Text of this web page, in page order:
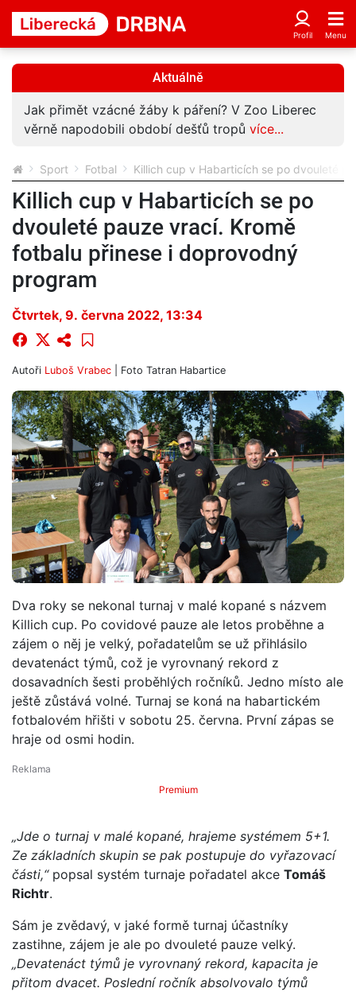
Aktuálně
Jak přimět vzácné žáby k páření? V Zoo Liberec
věrně napodobili období dešťů tropů více...
Sport Fotbal Killich cup v Habarticích se po dvouleté
Killich cup v Habarticích se po
dvouleté pauze vrací. Kromě
fotbalu přinese i doprovodný
program
Čtvrtek, 9. června 2022, 13:34
Autoři Luboš Vrabec | Foto Tatran Habartice
Dva roky se nekonal turnaj v malé kopané s názvem
Killich cup. Po covidové pauze ale letos proběhne a
zájem o něj je velký, pořadatelům se už přihlásilo
devatenáct týmů, což je vyrovnaný rekord z
dosavadních šesti proběhlých ročníků. Jedno místo ale
ještě zůstává volné. Turnaj se koná na habartickém
fotbalovém hřišti v sobotu 25. června. První zápas se
hraje od osmi hodin.
Premium
„Jde o turnaj v malé kopané, hrajeme systémem 5+1.
Ze základních skupin se pak postupuje do vyřazovací
části,“popsal systém turnaje pořadatel akce Tomáš
Richtr.
Sám je zvědavý, v jaké formě turnaj účastníky
zastihne, zájem je ale po dvouleté pauze velký.
„Devatenáct týmů je vyrovnaný rekord, kapacita je
přitom dvacet. Poslední ročník absolvovalo týmů